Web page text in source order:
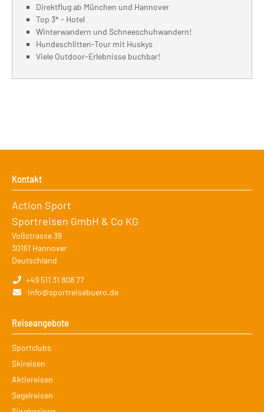
Direktflug ab München und Hannover
Top 3* - Hotel
Winterwandern und Schneeschuhwandern!
Hundeschlitten-Tour mit Huskys
Viele Outdoor-Erlebnisse buchbar!
Kontakt
Action Sport
Sportreisen GmbH & Co KG
Voßstrasse 38
30161 Hannover
Deutschland
+49 511 31 808 77
info@sportreisebuero.de
Reiseangebote
Navigation
überspringen
Sportclubs
Skireisen
Aktivreisen
Segelreisen